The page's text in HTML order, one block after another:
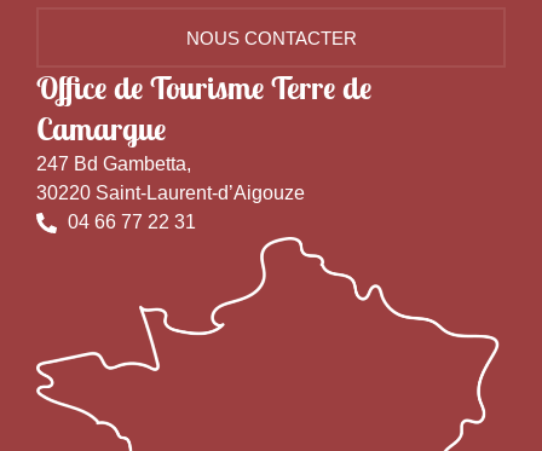
NOUS CONTACTER
Office de Tourisme Terre de
Camargue
247 Bd Gambetta,
30220 Saint-Laurent-d’Aigouze
04 66 77 22 31